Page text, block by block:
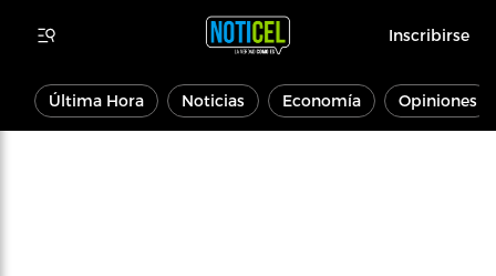
Inscribirse
Última Hora Noticias Economía Opiniones